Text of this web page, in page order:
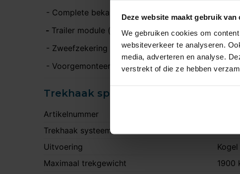
Deze website maakt gebruik van
We gebruiken cookies om
websiteverkeer te analyseren.
media, adverteren en analyse.
verstrekt of die ze hebben
- Complete bekabeling
- Trailer module (voorkomt storingen in het CAN-
- Zweefzekering ter bescherming van de module
- Voorgemonteerde 13 polige stekkerdoos.
Trekhaak specificatie
Artikelnummer
Trekhaak systeem
Uitvoering
Maximaal trekgewicht
1900